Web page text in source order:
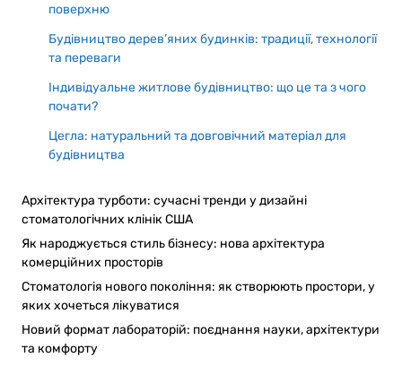
поверхню
Будівництво дерев’яних будинків: традиції, технології
та переваги
Індивідуальне житлове будівництво: що це та з чого
почати?
Цегла: натуральний та довговічний матеріал для
будівництва
Архітектура турботи: сучасні тренди у дизайні
стоматологічних клінік США
Як народжується стиль бізнесу: нова архітектура
комерційних просторів
Стоматологія нового покоління: як створюють простори, у
яких хочеться лікуватися
Новий формат лабораторій: поєднання науки, архітектури
та комфорту